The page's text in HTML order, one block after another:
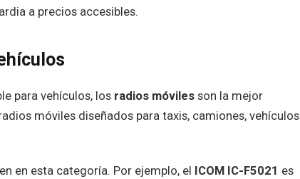
a precios accesibles.
para vehículos, los radios móvilesson la mejor
móviles diseñados para taxis, camiones, vehículos
en esta categoría. Por ejemplo, el ICOM IC-F5021 es